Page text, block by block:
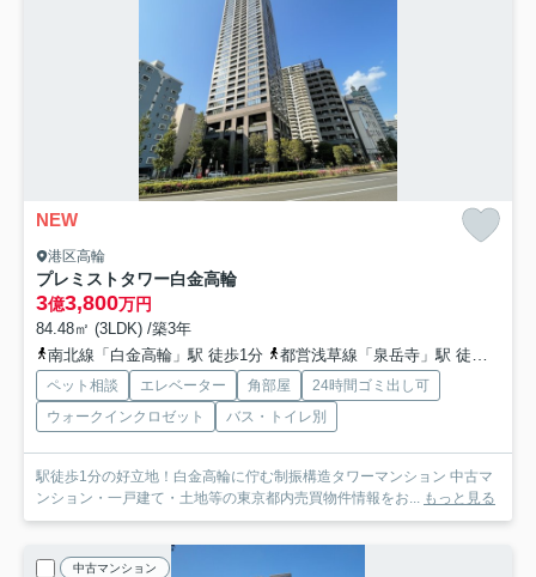
NEW
港区高輪
プレミストタワー白金高輪
3億3,800万円
84.48㎡ (3LDK) /築3年
南北線「白金高輪」駅 徒歩1分
都営浅草線「泉岳寺」駅 徒歩11分
ペット相談 エレベーター 角部屋
24時間ゴミ出し可
ウォークインクロゼット
バス・トイレ別
駅徒歩1分の好立地！白金高輪に佇む制振構造タワーマンション 中古マ
ンション・一戸建て・土地等の東京都内売買物件情報をお... もっと見る
中古マンション